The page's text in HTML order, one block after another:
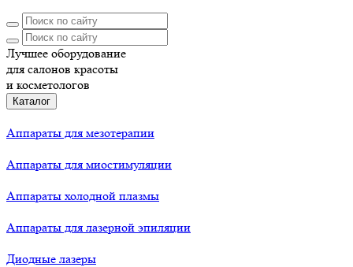
Лучшее оборудование
для салонов красоты
и косметологов
Каталог
Аппараты для мезотерапии
Аппараты для миостимуляции
Аппараты холодной плазмы
Аппараты для лазерной эпиляции
Диодные лазеры